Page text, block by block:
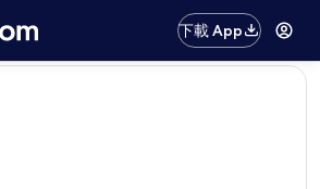
下載 App